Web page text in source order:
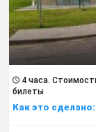
4 часа.
билеты
Как это